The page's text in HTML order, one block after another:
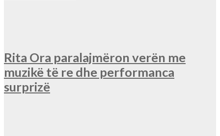
Rita Ora paralajmëron verën me
muzikë të re dhe performanca
surprizë